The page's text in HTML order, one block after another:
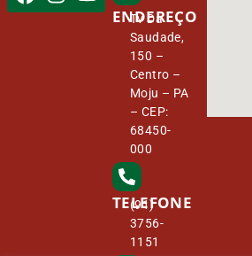
ENDEREÇO
Tv Da
Saudade,
150 –
Centro –
Moju – PA
– CEP:
68450-
000
TELEFONE
(91)
3756-
1151